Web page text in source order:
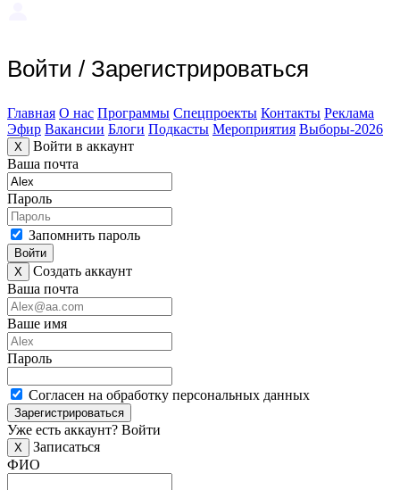
Войти / Зарегистрироваться
Главная О нас Программы Спецпроекты Контакты Реклама
Эфир Вакансии Блоги Подкасты Мероприятия Выборы-2026
X
Войти в аккаунт
Ваша почта
Пароль
Запомнить пароль
Войти
X
Создать аккаунт
Ваша почта
Ваше имя
Пароль
Согласен на обработку персональных данных
Зарегистрироваться
Уже есть аккаунт? Войти
X
Записаться
ФИО